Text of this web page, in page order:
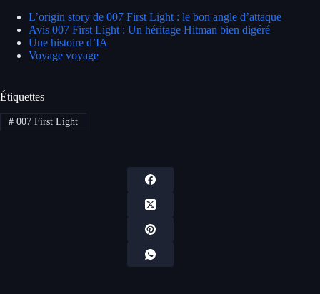
L’origin story de 007 First Light : le bon angle d’attaque
Avis 007 First Light : Un héritage Hitman bien digéré
Une histoire d’IA
Voyage voyage
Étiquettes
#007 First Light